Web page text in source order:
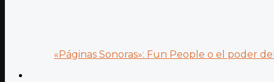
«Páginas Sonoras»: Fun People o el poder